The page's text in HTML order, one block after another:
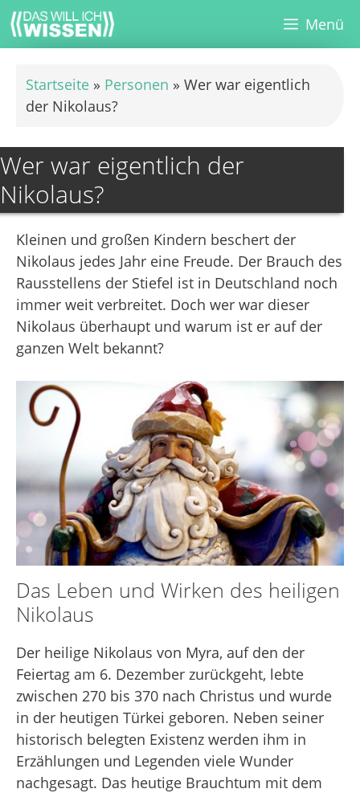
Zum
Inhalt
springen
Menü
Startseite » Personen » Wer war eigentlich
der Nikolaus?
Wer war eigentlich der
Nikolaus?
Kleinen und großen Kindern beschert der
Nikolaus jedes Jahr eine Freude. Der Brauch des
Rausstellens der Stiefel ist in Deutschland noch
immer weit verbreitet. Doch wer war dieser
Nikolaus überhaupt und warum ist er auf der
ganzen Welt bekannt?
Das Leben und Wirken des heiligen
Nikolaus
Der heilige Nikolaus von Myra, auf den der
Feiertag am 6. Dezember zurückgeht, lebte
zwischen 270 bis 370 nach Christus und wurde
in der heutigen Türkei geboren. Neben seiner
historisch belegten Existenz werden ihm in
Erzählungen und Legenden viele Wunder
nachgesagt. Das heutige Brauchtum mit dem